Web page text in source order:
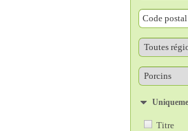
Titre